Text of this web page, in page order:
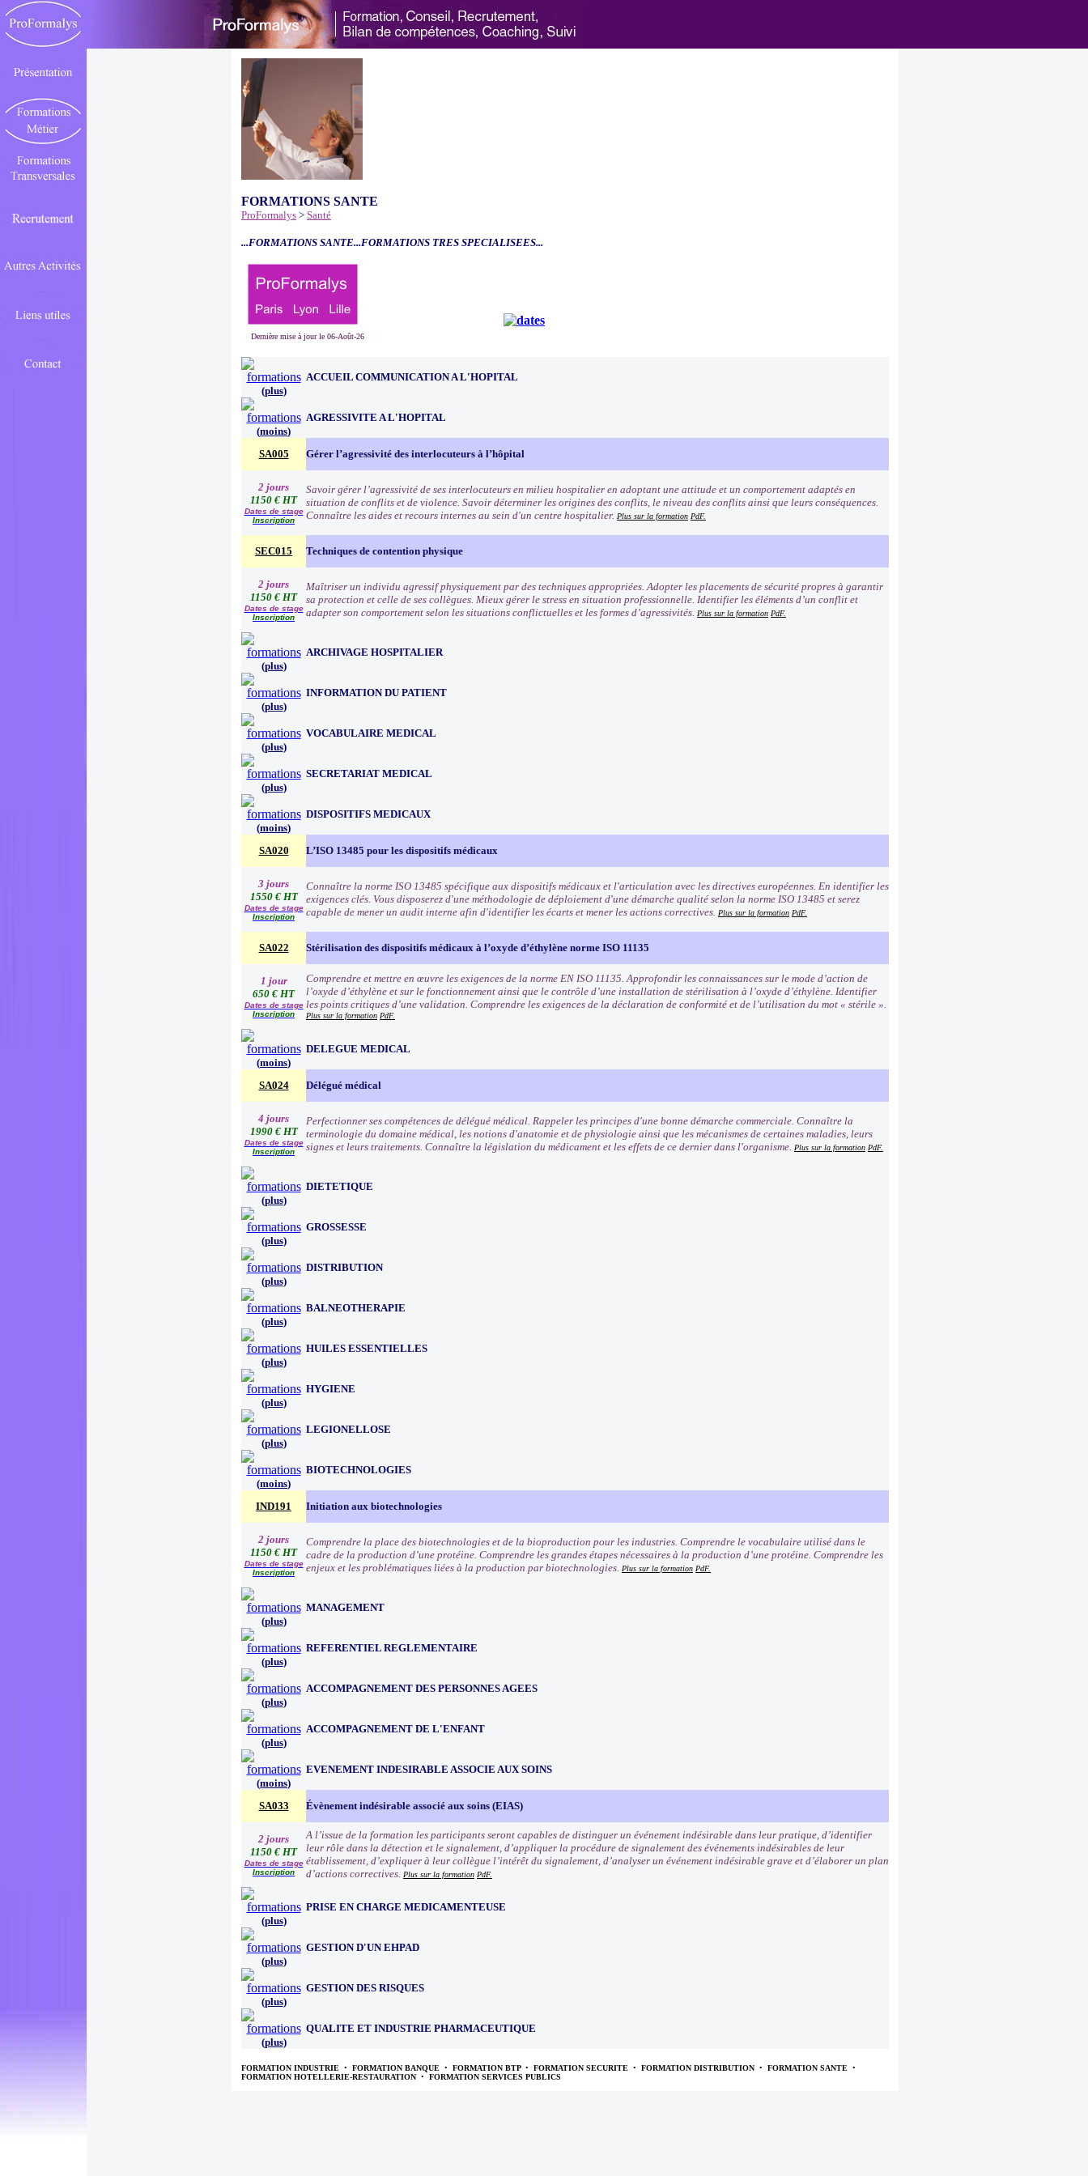
FORMATIONS SANTE
ProFormalys > Santé
...FORMATIONS SANTE...FORMATIONS TRES SPECIALISEES...
Dernière mise à jour le 06-Août-26
(plus)
ACCUEIL COMMUNICATION A L'HOPITAL
(moins)
AGRESSIVITE A L'HOPITAL
SA005 Gérer l’agressivité des interlocuteurs à l’hôpital
2 jours
1150 € HT
Dates de stage
Inscription
Savoir gérer l’agressivité de ses interlocuteurs en milieu hospitalier en adoptant une attitude et un comportement adaptés en
situation de conflits et de violence. Savoir déterminer les origines des conflits, le niveau des conflits ainsi que leurs conséquences.
Connaître les aides et recours internes au sein d'un centre hospitalier. Plus sur la formation PdF.
SEC015 Techniques de contention physique
2 jours
1150 € HT
Dates de stage
Inscription
Maîtriser un individu agressif physiquement par des techniques appropriées. Adopter les placements de sécurité propres à garantir
sa protection et celle de ses collègues. Mieux gérer le stress en situation professionnelle. Identifier les éléments d’un conflit et
adapter son comportement selon les situations conflictuelles et les formes d’agressivités. Plus sur la formation PdF.
(plus)
ARCHIVAGE HOSPITALIER
(plus)
INFORMATION DU PATIENT
(plus)
VOCABULAIRE MEDICAL
(plus)
SECRETARIAT MEDICAL
(moins)
DISPOSITIFS MEDICAUX
SA020 L’ISO 13485 pour les dispositifs médicaux
3 jours
1550 € HT
Dates de stage
Inscription
Connaître la norme ISO 13485 spécifique aux dispositifs médicaux et l'articulation avec les directives européennes. En identifier les
exigences clés. Vous disposerez d'une méthodologie de déploiement d'une démarche qualité selon la norme ISO 13485 et serez
capable de mener un audit interne afin d'identifier les écarts et mener les actions correctives. Plus sur la formation PdF.
SA022 Stérilisation des dispositifs médicaux à l’oxyde d’éthylène norme ISO 11135
1 jour
650 € HT
Dates de stage
Inscription
Comprendre et mettre en œuvre les exigences de la norme EN ISO 11135. Approfondir les connaissances sur le mode d’action de
l’oxyde d’éthylène et sur le fonctionnement ainsi que le contrôle d’une installation de stérilisation à l’oxyde d’éthylène. Identifier
les points critiques d’une validation. Comprendre les exigences de la déclaration de conformité et de l’utilisation du mot « stérile ».
Plus sur la formation PdF.
(moins)
DELEGUE MEDICAL
SA024 Délégué médical
4 jours
1990 € HT
Dates de stage
Inscription
Perfectionner ses compétences de délégué médical. Rappeler les principes d'une bonne démarche commerciale. Connaître la
terminologie du domaine médical, les notions d'anatomie et de physiologie ainsi que les mécanismes de certaines maladies, leurs
signes et leurs traitements. Connaître la législation du médicament et les effets de ce dernier dans l'organisme. Plus sur la formation PdF.
(plus)
DIETETIQUE
(plus)
GROSSESSE
(plus)
DISTRIBUTION
(plus)
BALNEOTHERAPIE
(plus)
HUILES ESSENTIELLES
(plus)
HYGIENE
(plus)
LEGIONELLOSE
(moins)
BIOTECHNOLOGIES
IND191 Initiation aux biotechnologies
2 jours
1150 € HT
Dates de stage
Inscription
Comprendre la place des biotechnologies et de la bioproduction pour les industries. Comprendre le vocabulaire utilisé dans le
cadre de la production d’une protéine. Comprendre les grandes étapes nécessaires à la production d’une protéine. Comprendre les
enjeux et les problématiques liées à la production par biotechnologies. Plus sur la formation PdF.
(plus)
MANAGEMENT
(plus)
REFERENTIEL REGLEMENTAIRE
(plus)
ACCOMPAGNEMENT DES PERSONNES AGEES
(plus)
ACCOMPAGNEMENT DE L'ENFANT
(moins)
EVENEMENT INDESIRABLE ASSOCIE AUX SOINS
SA033 Évènement indésirable associé aux soins (EIAS)
2 jours
1150 € HT
Dates de stage
Inscription
A l’issue de la formation les participants seront capables de distinguer un événement indésirable dans leur pratique, d’identifier
leur rôle dans la détection et le signalement, d’appliquer la procédure de signalement des événements indésirables de leur
établissement, d’expliquer à leur collègue l’intérêt du signalement, d’analyser un événement indésirable grave et d’élaborer un plan
d’actions correctives. Plus sur la formation PdF.
(plus)
PRISE EN CHARGE MEDICAMENTEUSE
(plus)
GESTION D'UN EHPAD
(plus)
GESTION DES RISQUES
(plus)
QUALITE ET INDUSTRIE PHARMACEUTIQUE
FORMATION INDUSTRIE • FORMATION BANQUE • FORMATION BTP • FORMATION SECURITE • FORMATION DISTRIBUTION • FORMATION SANTE •
FORMATION HOTELLERIE-RESTAURATION • FORMATION SERVICES PUBLICS